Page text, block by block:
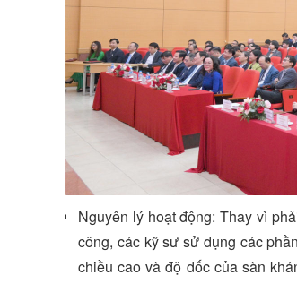
Nguyên lý hoạt động: Thay vì
công, các kỹ sư sử dụng các
chiều cao và độ dốc của sàn